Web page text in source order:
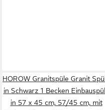
HOROW Granitspüle Granit
in Schwarz 1 Becken
in 57 x 45 cm, 57/45 cm, mit